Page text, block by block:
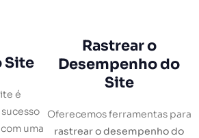
Site
é
uma
Rastrear o
Desempenho do
Site
Oferecemos ferramentas para
rastrear o desempenho do